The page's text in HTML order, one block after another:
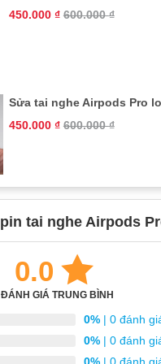
số pin tai nghe Airpods Pro
biết bạn nên thay
Pro
Pro được thực hiện khi tai
hưởng đến hoạt động của
450.000 ₫ 600.000₫
Sửa tai nghe Airpods Pro
450.000 ₫ 600.000₫
tai nghe Airpods
0.0
ĐÁNH GIÁ TRUNG BÌNH
0%| 0 đánh
0%| 0 đánh
0%| 0 đánh